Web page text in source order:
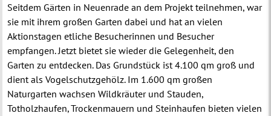
Seitdem Gärten in Neuenrade an dem Projekt teilnehmen, war
sie mit ihrem großen Garten dabei und hat an vielen
Aktionstagen etliche Besucherinnen und Besucher
empfangen. Jetzt bietet sie wieder die Gelegenheit, den
Garten zu entdecken. Das Grundstück ist 4.100 qm groß und
dient als Vogelschutzgehölz. Im 1.600 qm großen
Naturgarten wachsen Wildkräuter und Stauden,
Totholzhaufen, Trockenmauern und Steinhaufen bieten vielen